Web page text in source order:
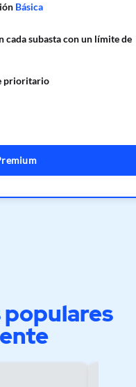
Básica
cada subasta con un límite de
prioritario
populares